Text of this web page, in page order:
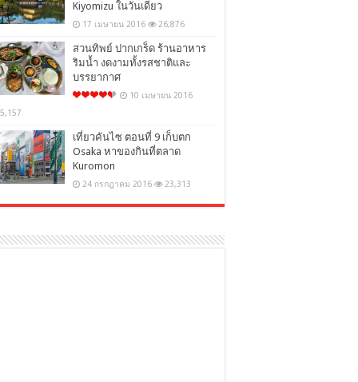
Kiyomizu ในวันเดียว
17 เมษายน 2016 26,876
สวนทิพย์ ปากเกร็ด ร้านอาหาร
ริมน้ำ งดงามทั้งรสชาติและ
บรรยากาศ
10 เมษายน 2016
เที่ยวคันไซ ตอนที่ 9 เก็บตก
Osaka หาของกินที่ตลาด
Kuromon
24 กรกฎาคม 2016 23,313